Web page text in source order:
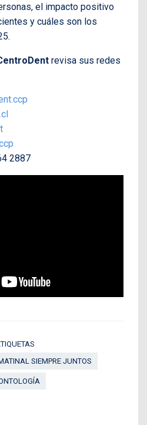
el impacto positivo
y cuáles son los
revisa sus redes
2887
SIEMPRE JUNTOS